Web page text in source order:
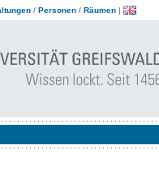
/ Personen / Räumen |